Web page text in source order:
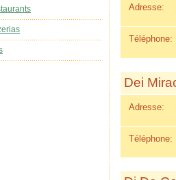
Adresse:
Téléphone:
Dei
Adresse:
Téléphone: